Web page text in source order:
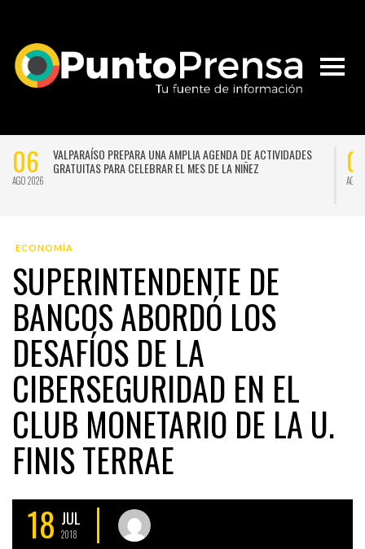
06
AGO 2026
VALPARAÍSO PREPARA UNA AMPLIA AGENDA DE ACTIVIDADES
GRATUITAS PARA CELEBRAR EL MES DE LA NIÑEZ
AGO
ECONOMÍA
SUPERINTENDENTE DE
BANCOS ABORDÓ LOS
DESAFÍOS DE LA
CIBERSEGURIDAD EN EL
CLUB MONETARIO DE LA U.
FINIS TERRAE
18 JUL
2018